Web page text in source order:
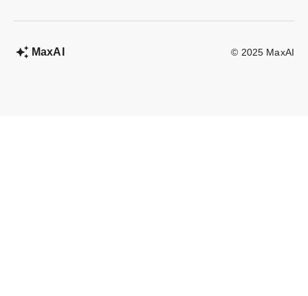
MaxAI © 2025 MaxAI